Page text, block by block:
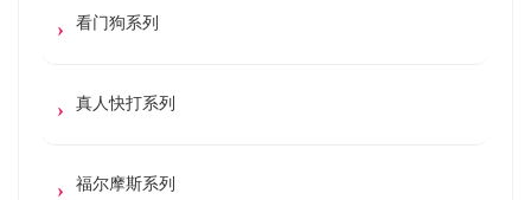
看门狗系列
真人快打系列
福尔摩斯系列